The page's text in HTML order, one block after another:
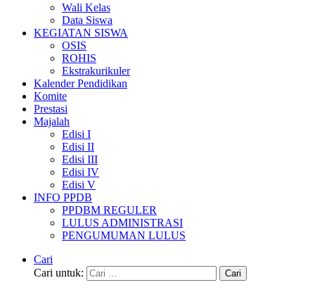
Wali Kelas
Data Siswa
KEGIATAN SISWA
OSIS
ROHIS
Ekstrakurikuler
Kalender Pendidikan
Komite
Prestasi
Majalah
Edisi I
Edisi II
Edisi III
Edisi IV
Edisi V
INFO PPDB
PPDBM REGULER
LULUS ADMINISTRASI
PENGUMUMAN LULUS
Cari
Cari untuk: